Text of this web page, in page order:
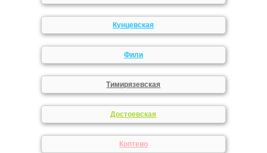
Кунцевская
Фили
Тимирязевская
Достоевская
Коптево